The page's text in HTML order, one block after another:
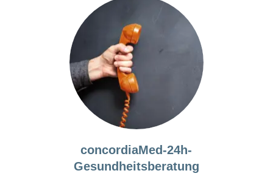
concordiaMed-24h-
Gesundheitsberatung